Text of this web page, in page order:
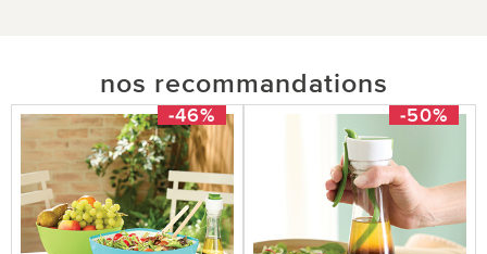
nos recommandations
-46% -50%